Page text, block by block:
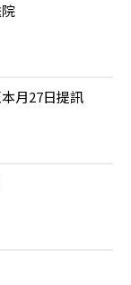
月27日提訊